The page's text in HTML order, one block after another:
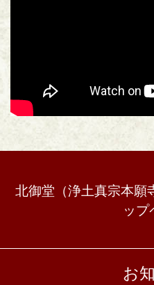
北御堂（浄土真宗本願
ップ
お